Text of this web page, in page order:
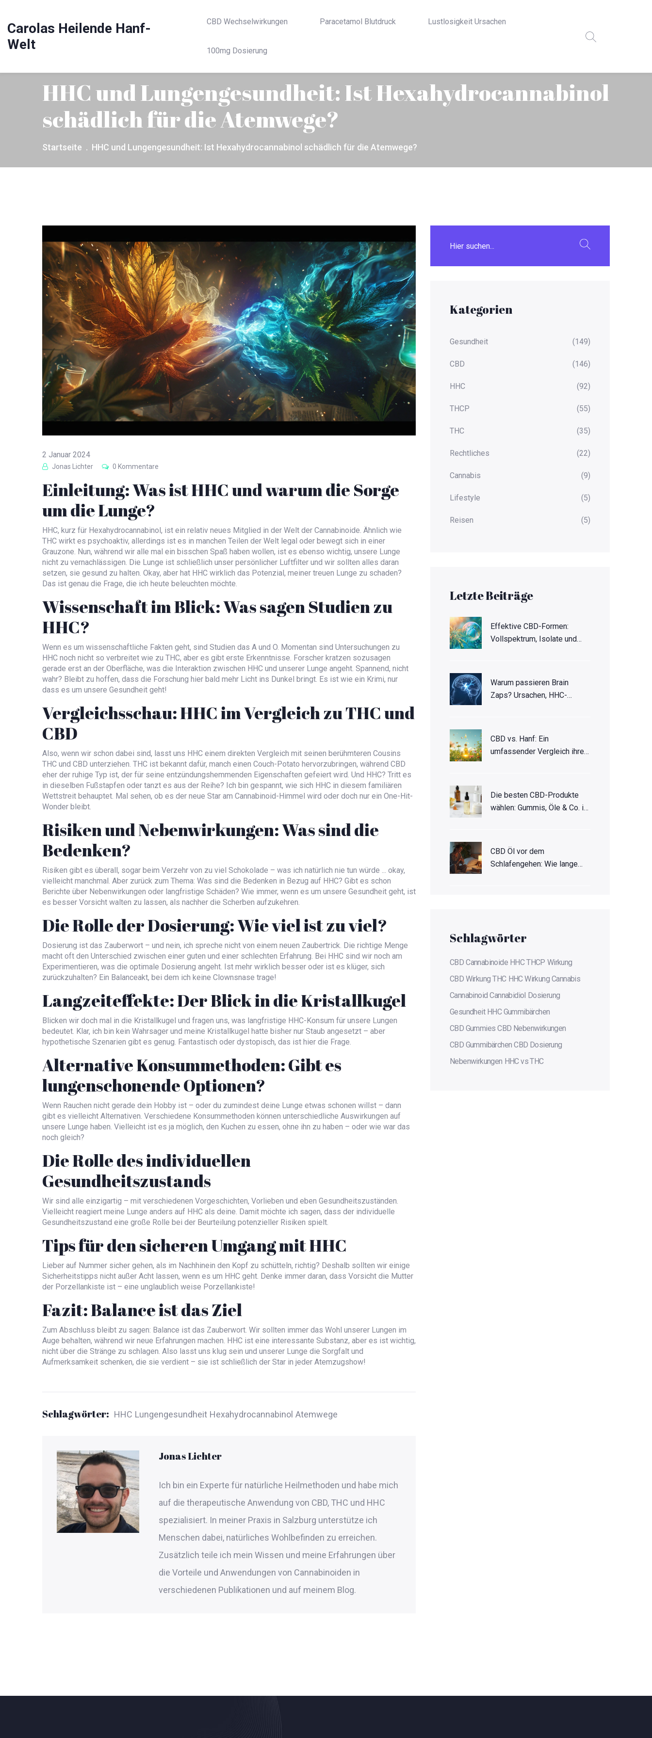
Carolas Heilende Hanf-
Welt
CBD Wechselwirkungen Paracetamol Blutdruck Lustlosigkeit Ursachen
100mg Dosierung
HHC und Lungengesundheit: Ist Hexahydrocannabinol
schädlich für die Atemwege?
Startseite HHC und Lungengesundheit: Ist Hexahydrocannabinol schädlich für die Atemwege?
2 Januar 2024
Jonas Lichter 0 Kommentare
Einleitung: Was ist HHC und warum die Sorge
um die Lunge?
HHC, kurz für Hexahydrocannabinol, ist ein relativ neues Mitglied in der Welt der Cannabinoide. Ähnlich wie
THC wirkt es psychoaktiv, allerdings ist es in manchen Teilen der Welt legal oder bewegt sich in einer
Grauzone. Nun, während wir alle mal ein bisschen Spaß haben wollen, ist es ebenso wichtig, unsere Lunge
nicht zu vernachlässigen. Die Lunge ist schließlich unser persönlicher Luftfilter und wir sollten alles daran
setzen, sie gesund zu halten. Okay, aber hat HHC wirklich das Potenzial, meiner treuen Lunge zu schaden?
Das ist genau die Frage, die ich heute beleuchten möchte.
Wissenschaft im Blick: Was sagen Studien zu
HHC?
Wenn es um wissenschaftliche Fakten geht, sind Studien das A und O. Momentan sind Untersuchungen zu
HHC noch nicht so verbreitet wie zu THC, aber es gibt erste Erkenntnisse. Forscher kratzen sozusagen
gerade erst an der Oberfläche, was die Interaktion zwischen HHC und unserer Lunge angeht. Spannend, nicht
wahr? Bleibt zu hoffen, dass die Forschung hier bald mehr Licht ins Dunkel bringt. Es ist wie ein Krimi, nur
dass es um unsere Gesundheit geht!
Vergleichsschau: HHC im Vergleich zu THC und
CBD
Also, wenn wir schon dabei sind, lasst uns HHC einem direkten Vergleich mit seinen berühmteren Cousins
THC und CBD unterziehen. THC ist bekannt dafür, manch einen Couch-Potato hervorzubringen, während CBD
eher der ruhige Typ ist, der für seine entzündungshemmenden Eigenschaften gefeiert wird. Und HHC? Tritt es
in dieselben Fußstapfen oder tanzt es aus der Reihe? Ich bin gespannt, wie sich HHC in diesem familiären
Wettstreit behauptet. Mal sehen, ob es der neue Star am Cannabinoid-Himmel wird oder doch nur ein One-Hit-
Wonder bleibt.
Risiken und Nebenwirkungen: Was sind die
Bedenken?
Risiken gibt es überall, sogar beim Verzehr von zu viel Schokolade – was ich natürlich nie tun würde ... okay,
vielleicht manchmal. Aber zurück zum Thema: Was sind die Bedenken in Bezug auf HHC? Gibt es schon
Berichte über Nebenwirkungen oder langfristige Schäden? Wie immer, wenn es um unsere Gesundheit geht, ist
es besser Vorsicht walten zu lassen, als nachher die Scherben aufzukehren.
Die Rolle der Dosierung: Wie viel ist zu viel?
Dosierung ist das Zauberwort – und nein, ich spreche nicht von einem neuen Zaubertrick. Die richtige Menge
macht oft den Unterschied zwischen einer guten und einer schlechten Erfahrung. Bei HHC sind wir noch am
Experimentieren, was die optimale Dosierung angeht. Ist mehr wirklich besser oder ist es klüger, sich
zurückzuhalten? Ein Balanceakt, bei dem ich keine Clownsnase trage!
Langzeiteffekte: Der Blick in die Kristallkugel
Blicken wir doch mal in die Kristallkugel und fragen uns, was langfristige HHC-Konsum für unsere Lungen
bedeutet. Klar, ich bin kein Wahrsager und meine Kristallkugel hatte bisher nur Staub angesetzt – aber
hypothetische Szenarien gibt es genug. Fantastisch oder dystopisch, das ist hier die Frage.
Alternative Konsummethoden: Gibt es
lungenschonende Optionen?
Wenn Rauchen nicht gerade dein Hobby ist – oder du zumindest deine Lunge etwas schonen willst – dann
gibt es vielleicht Alternativen. Verschiedene Konsummethoden können unterschiedliche Auswirkungen auf
unsere Lunge haben. Vielleicht ist es ja möglich, den Kuchen zu essen, ohne ihn zu haben – oder wie war das
noch gleich?
Die Rolle des individuellen
Gesundheitszustands
Wir sind alle einzigartig – mit verschiedenen Vorgeschichten, Vorlieben und eben Gesundheitszuständen.
Vielleicht reagiert meine Lunge anders auf HHC als deine. Damit möchte ich sagen, dass der individuelle
Gesundheitszustand eine große Rolle bei der Beurteilung potenzieller Risiken spielt.
Tips für den sicheren Umgang mit HHC
Lieber auf Nummer sicher gehen, als im Nachhinein den Kopf zu schütteln, richtig? Deshalb sollten wir einige
Sicherheitstipps nicht außer Acht lassen, wenn es um HHC geht. Denke immer daran, dass Vorsicht die Mutter
der Porzellankiste ist – eine unglaublich weise Porzellankiste!
Fazit: Balance ist das Ziel
Zum Abschluss bleibt zu sagen: Balance ist das Zauberwort. Wir sollten immer das Wohl unserer Lungen im
Auge behalten, während wir neue Erfahrungen machen. HHC ist eine interessante Substanz, aber es ist wichtig,
nicht über die Stränge zu schlagen. Also lasst uns klug sein und unserer Lunge die Sorgfalt und
Aufmerksamkeit schenken, die sie verdient – sie ist schließlich der Star in jeder Atemzugshow!
Schlagwörter: HHC Lungengesundheit Hexahydrocannabinol Atemwege
Jonas Lichter
Ich bin ein Experte für natürliche Heilmethoden und habe mich
auf die therapeutische Anwendung von CBD, THC und HHC
spezialisiert. In meiner Praxis in Salzburg unterstütze ich
Menschen dabei, natürliches Wohlbefinden zu erreichen.
Zusätzlich teile ich mein Wissen und meine Erfahrungen über
die Vorteile und Anwendungen von Cannabinoiden in
verschiedenen Publikationen und auf meinem Blog.
Kategorien
Gesundheit (149)
CBD (146)
HHC (92)
THCP (55)
THC (35)
Rechtliches (22)
Cannabis (9)
Lifestyle (5)
Reisen (5)
Letzte Beiträge
Effektive CBD-Formen:
Vollspektrum, Isolate und
Warum passieren Brain
Zaps? Ursachen, HHC-
CBD vs. Hanf: Ein
umfassender Vergleich ihrer
Die besten CBD-Produkte
wählen: Gummis, Öle & Co. im
CBD Öl vor dem
Schlafengehen: Wie lange
Schlagwörter
CBD Cannabinoide HHC THCP Wirkung
CBD Wirkung THC HHC Wirkung Cannabis
Cannabinoid Cannabidiol Dosierung
Gesundheit HHC Gummibärchen
CBD Gummies CBD Nebenwirkungen
CBD Gummibärchen CBD Dosierung
Nebenwirkungen HHC vs THC